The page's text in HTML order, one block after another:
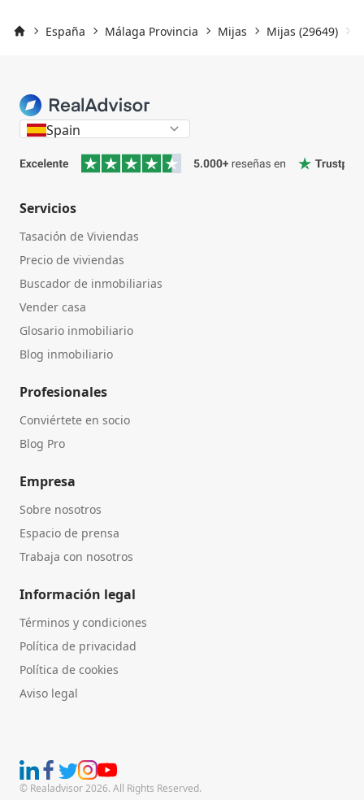
España Málaga Provincia Mijas Mijas (29649)
Spain
Servicios
Tasación de Viviendas
Precio de viviendas
Buscador de inmobiliarias
Vender casa
Glosario inmobiliario
Blog inmobiliario
Profesionales
Conviértete en socio
Blog Pro
Empresa
Sobre nosotros
Espacio de prensa
Trabaja con nosotros
Información legal
Términos y condiciones
Política de privacidad
Política de cookies
Aviso legal
© Realadvisor 2026. All Rights Reserved.